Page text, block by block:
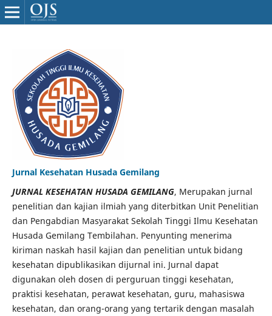
Jurnal Kesehatan Husada Gemilang
JURNAL KESEHATAN HUSADA GEMILANG, Merupakan jurnal
penelitian dan kajian ilmiah yang diterbitkan Unit Penelitian
dan Pengabdian Masyarakat Sekolah Tinggi Ilmu Kesehatan
Husada Gemilang Tembilahan. Penyunting menerima
kiriman naskah hasil kajian dan penelitian untuk bidang
kesehatan dipublikasikan dijurnal ini. Jurnal dapat
digunakan oleh dosen di perguruan tinggi kesehatan,
praktisi kesehatan, perawat kesehatan, guru, mahasiswa
kesehatan, dan orang-orang yang tertarik dengan masalah